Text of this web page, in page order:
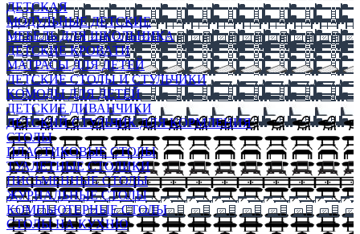
ДЕТСКАЯ
МОДУЛЬНЫЕ ДЕТСКИЕ
МЕБЕЛЬ ДЛЯ ШКОЛЬНИКА
ДЕТСКИЕ КРОВАТИ
МАТРАСЫ ДЛЯ ДЕТЕЙ
ДЕТСКИЕ СТОЛЫ И СТУЛЬЧИКИ
КОМОДЫ ДЛЯ ДЕТЕЙ
ДЕТСКИЕ ДИВАНЧИКИ
ДЕТСКИЙ СТУЛЬЧИК ДЛЯ КОРМЛЕНИЯ
СТОЛЫ
ПЛАСТИКОВЫЕ СТОЛЫ
ТУАЛЕТНЫЕ СТОЛИКИ
ПИСЬМЕННЫЕ СТОЛЫ
ЖУРНАЛЬНЫЕ СТОЛЫ
КОМПЬЮТЕРНЫЕ СТОЛЫ
СТОЛЫ НА КУХНЮ